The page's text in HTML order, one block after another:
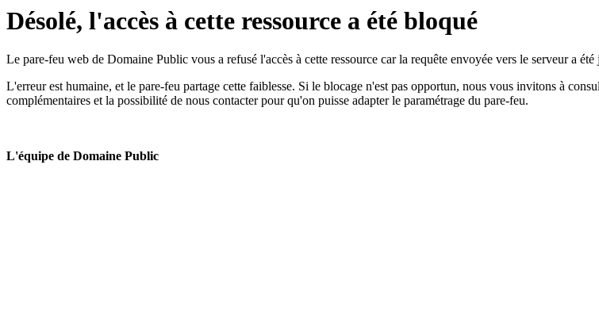
Désolé, l'accès à cette ressource a été bloqué
Le pare-feu web de Domaine Public vous a refusé l'accès à cette ressource car la requête envoyée vers le serveur a été
L'erreur est humaine, et le pare-feu partage cette faiblesse. Si le blocage n'est pas opportun, nous vous invitons à
complémentaires et la possibilité de nous contacter pour qu'on puisse adapter le paramétrage du pare-feu.
L'équipe de Domaine Public